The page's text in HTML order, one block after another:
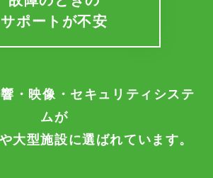
サポートが不安
・映像・セキュリティシステ
ムが
大型施設に選ばれています。